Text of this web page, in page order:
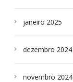
janeiro 2025
dezembro 2024
novembro 2024